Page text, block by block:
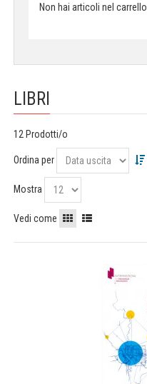
Non hai articoli nel carrello.
LIBRI
12 Prodotti/o
Ordina per
Mostra
Vedi come